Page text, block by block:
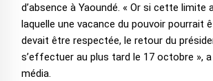
d’absence à Yaoundé. « Or si cette limite
laquelle une vacance du pouvoir pourrait
devait être respectée, le retour du
s’effectuer au plus tard le 17 octobre »,
média.